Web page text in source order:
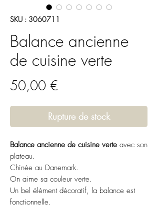
SKU : 3060711
Balance ancienne
de cuisine verte
50,00 €
Rupture de stock
Balance ancienne de cuisine verte avec son
plateau.
Chinée au Danemark.
On aime sa couleur verte.
Un bel élément décoratif, la balance est
fonctionnelle.